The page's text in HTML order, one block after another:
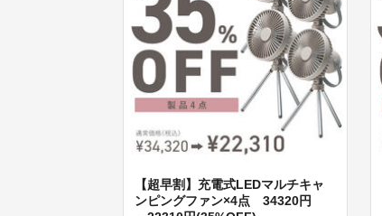
【超早割】充電式LEDマルチキャ
ンピングファン×4点 34320円